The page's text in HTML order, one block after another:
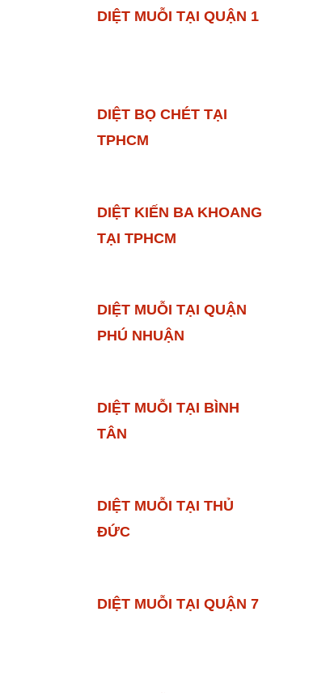
DIỆT MUỖI TẠI QUẬN 1
DIỆT BỌ CHÉT TẠI
TPHCM
DIỆT KIẾN BA KHOANG
TẠI TPHCM
DIỆT MUỖI TẠI QUẬN
PHÚ NHUẬN
DIỆT MUỖI TẠI BÌNH
TÂN
DIỆT MUỖI TẠI THỦ
ĐỨC
DIỆT MUỖI TẠI QUẬN 7